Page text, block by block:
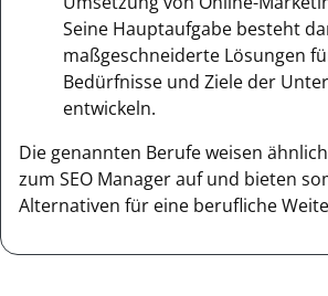
Seine Hauptaufgabe besteht
maßgeschneiderte Lösungen
Bedürfnisse und Ziele der
entwickeln.
Die genannten Berufe weisen
zum SEO Manager auf und bieten
Alternativen für eine berufliche